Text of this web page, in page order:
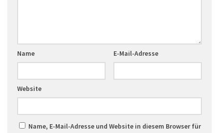
Name E-Mail-Adresse
Website
Name, E-Mail-Adresse und Website in diesem Browser für